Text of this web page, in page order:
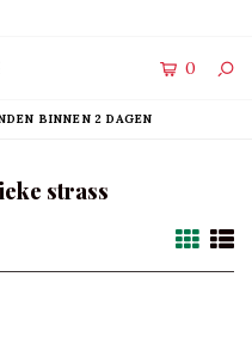
0
BINNEN 2 DAGEN
strass